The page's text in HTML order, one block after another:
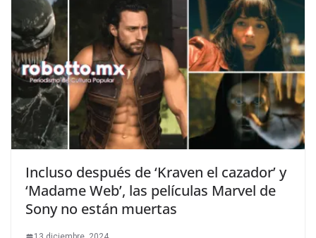
Incluso después de ‘Kraven el cazador’ y
‘Madame Web’, las películas Marvel de
Sony no están muertas